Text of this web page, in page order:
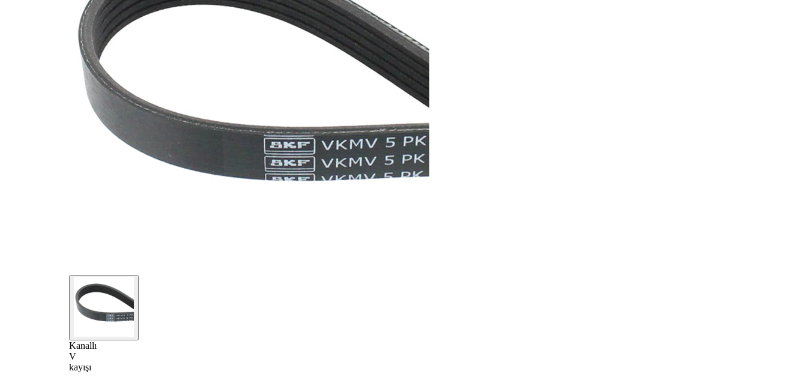
Kanallı
V
kayışı
Renk
siyah
Kaburga
sayısı
5
SVHC
Kayış
malzemesi
EPDM
(Etilen
Propilen
Kauçuk)